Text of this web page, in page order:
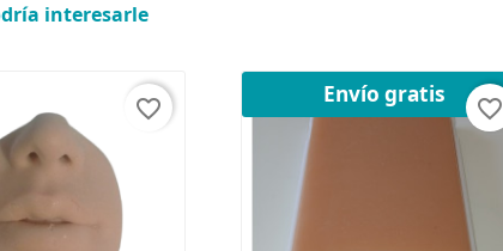
interesarle
favorite_border
Envío gratis
favorite_border